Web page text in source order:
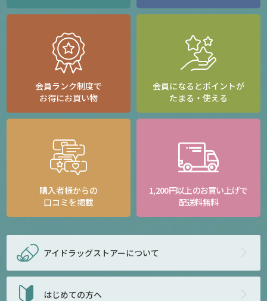
会員ランク制度で
お得にお買い物
会員になるとポイントが
たまる・使える
購入者様からの
口コミを掲載
1,200円以上のお買い上げで
配送料無料
アイドラッグストアーについて
はじめての方へ